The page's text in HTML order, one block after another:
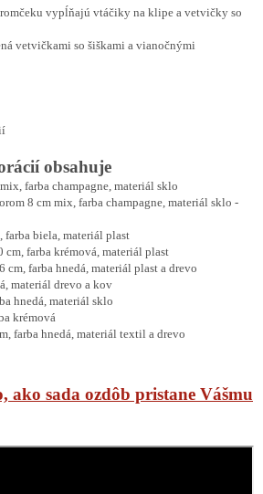
vypĺňajú vtáčiky na klipe a vetvičky so
vetvičkami so šiškami a vianočnými
obsahuje
farba champagne, materiál sklo
8 cm mix, farba champagne, materiál sklo -
biela, materiál plast
farba krémová, materiál plast
farba hnedá, materiál plast a drevo
materiál drevo a kov
hnedá, materiál sklo
krémová
farba hnedá, materiál textil a drevo
ako sada ozdôb pristane Vášmu